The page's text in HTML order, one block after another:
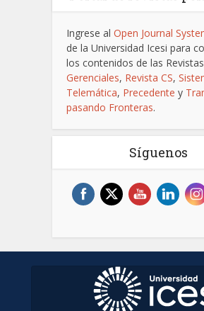
Ingrese al Open Journal
de la Universidad Icesi para
los contenidos de las Revistas
Gerenciales, Revista CS,
Telemática, Precedente y
pasando Fronteras.
Síguenos